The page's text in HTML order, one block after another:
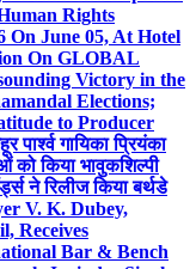
Rights
On June 05, At Hotel
On GLOBAL
Victory in the
Elections;
to Producer
पार्श्व गायिका प्रियंका
को किया भावुकशिल्पी
ने रिलीज किया बर्थडे
V. K. Dubey,
Receives
Bar & Bench